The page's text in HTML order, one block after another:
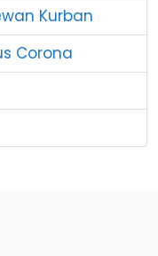
Kurban
Corona